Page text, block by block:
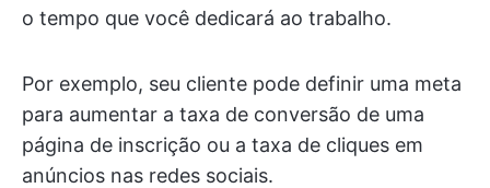
o tempo que você dedicará ao trabalho.
Por exemplo, seu cliente pode definir uma meta
para aumentar a taxa de conversão de uma
página de inscrição ou a taxa de cliques em
anúncios nas redes sociais.